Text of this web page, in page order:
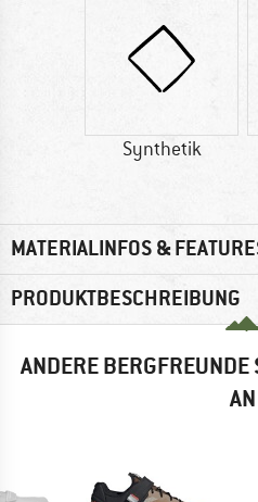
Synthetik
MATERIALINFOS &
PRODUKTBESCHREIBUNG
ANDERE BERGFREUNDE
AN